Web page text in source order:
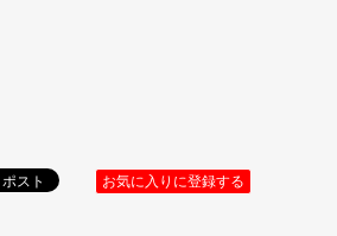
お気に入りに登録する